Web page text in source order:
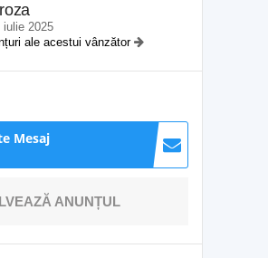
iulie 2025
ale acestui vânzător
Mesaj
ANUNȚUL